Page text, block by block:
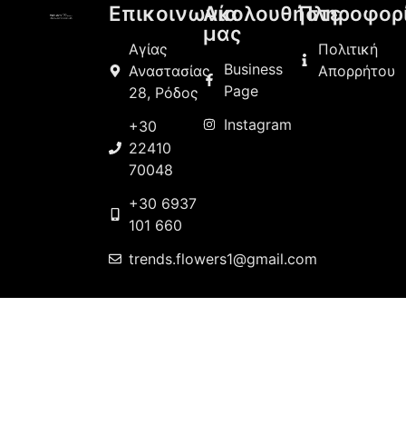
Επικοινωνία
Αγίας
Αναστασίας
28, Ρόδος
+30
22410
70048
+30 6937
101 660
trends.flowers1@gmail.com
Ακολουθήστε
μας
Business
Page
Instagram
Πολιτική
Απορρήτου